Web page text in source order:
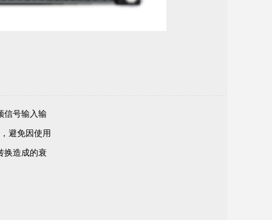
信号输入输
避免因使用
换造成的衰